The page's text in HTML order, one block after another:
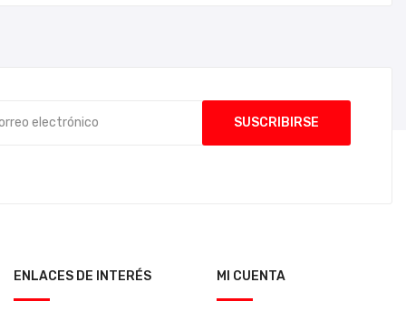
ENLACES DE INTERÉS MI CUENTA